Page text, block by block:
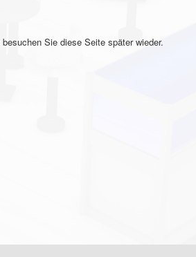
Sie diese Seite später wieder.